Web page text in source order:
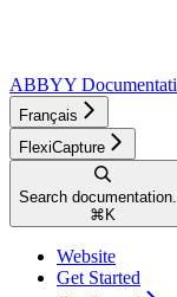
ABBYY
Français
FlexiCapture
Search documentation...
⌘ K
Website
Get Started